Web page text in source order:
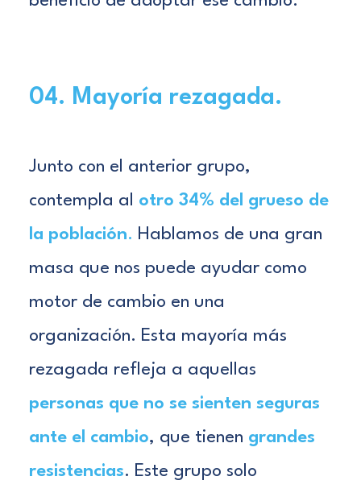
04. Mayoría rezagada.
Junto con el anterior grupo,
contempla al otro 34% del grueso de
la población. Hablamos de una gran
masa que nos puede ayudar como
motor de cambio en una
organización. Esta mayoría más
rezagada refleja a aquellas
personas que no se sienten seguras
ante el cambio, que tienen grandes
resistencias. Este grupo solo